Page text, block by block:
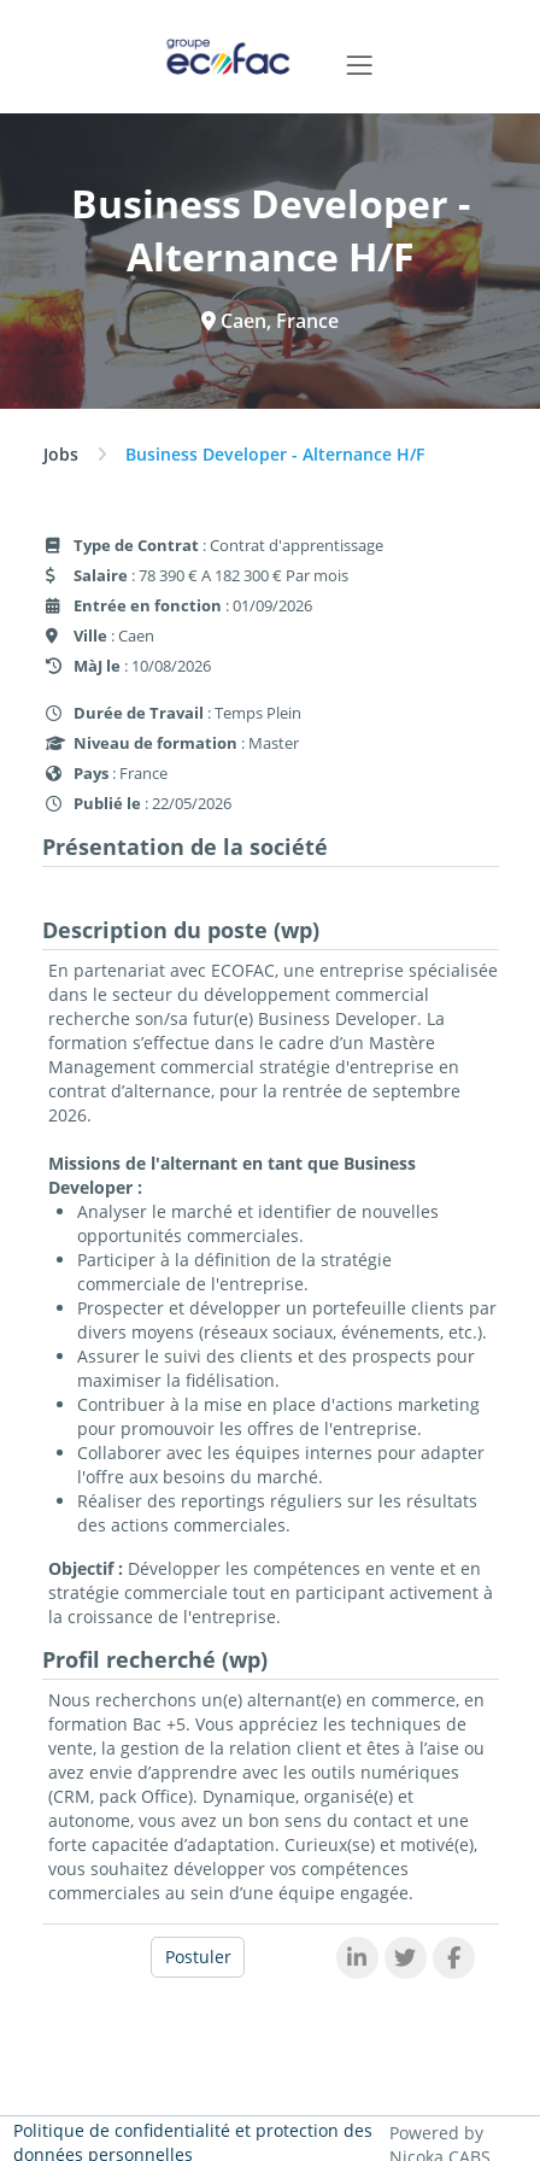
Business Developer -
Alternance H/F
Caen, France
Jobs Business Developer - Alternance H/F
Type de Contrat : Contrat d'apprentissage
Salaire : 78 390 € A 182 300 € Par mois
Entrée en fonction : 01/09/2026
Ville : Caen
MàJ le : 10/08/2026
Durée de Travail : Temps Plein
Niveau de formation : Master
Pays : France
Publié le : 22/05/2026
Présentation de la société
Description du poste (wp)
En partenariat avec ECOFAC, une entreprise spécialisée
dans le secteur du développement commercial
recherche son/sa futur(e) Business Developer. La
formation s’effectue dans le cadre d’un Mastère
Management commercial stratégie d'entreprise en
contrat d’alternance, pour la rentrée de septembre
2026.
Missions de l'alternant en tant que Business
Developer :
Analyser le marché et identifier de nouvelles
opportunités commerciales.
Participer à la définition de la stratégie
commerciale de l'entreprise.
Prospecter et développer un portefeuille clients par
divers moyens (réseaux sociaux, événements, etc.).
Assurer le suivi des clients et des prospects pour
maximiser la fidélisation.
Contribuer à la mise en place d'actions marketing
pour promouvoir les offres de l'entreprise.
Collaborer avec les équipes internes pour adapter
l'offre aux besoins du marché.
Réaliser des reportings réguliers sur les résultats
des actions commerciales.
Objectif : Développer les compétences en vente et en
stratégie commerciale tout en participant activement à
la croissance de l'entreprise.
Profil recherché (wp)
Nous recherchons un(e) alternant(e) en commerce, en
formation Bac +5. Vous appréciez les techniques de
vente, la gestion de la relation client et êtes à l’aise ou
avez envie d’apprendre avec les outils numériques
(CRM, pack Office). Dynamique, organisé(e) et
autonome, vous avez un bon sens du contact et une
forte capacitée d’adaptation. Curieux(se) et motivé(e),
vous souhaitez développer vos compétences
commerciales au sein d’une équipe engagée.
Postuler
Politique de confidentialité et protection des
données personnelles
Powered by
Nicoka CABS